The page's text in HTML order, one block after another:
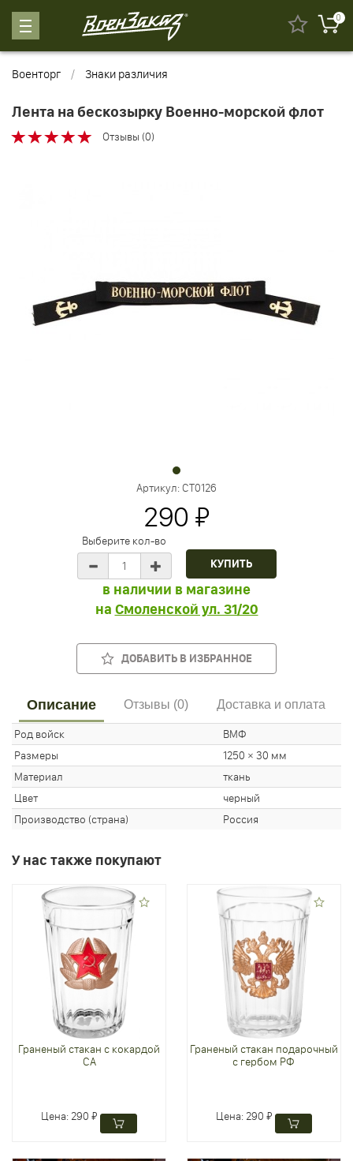
0
Военторг Знаки различия
Лента на бескозырку Военно-морской флот
Отзывы (0)
Артикул:CT0126
290 ₽
Выберите кол-во
в наличии в магазине
на Смоленской ул. 31/20
ДОБАВИТЬ В ИЗБРАННОЕ
Описание Отзывы (0) Доставка и оплата
Род войск
ВМФ
Размеры
1250 × 30 мм
Материал
ткань
Цвет
черный
Производство (страна)
Россия
У нас также покупают
Граненый стакан с кокардой
СА
Цена: 290 ₽
Граненый стакан подарочный
с гербом РФ
Цена: 290 ₽